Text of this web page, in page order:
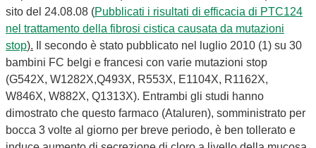
sito del 24.08.08 (Pubblicati i risultati di efficacia di PTC124
nel trattamento della fibrosi cistica causata da mutazioni
stop). Il secondo è stato pubblicato nel luglio 2010 (1) su 30
bambini FC belgi e francesi con varie mutazioni stop
(G542X, W1282X,Q493X, R553X, E1104X, R1162X,
W846X, W882X, Q1313X). Entrambi gli studi hanno
dimostrato che questo farmaco (Ataluren), somministrato per
bocca 3 volte al giorno per breve periodo, è ben tollerato e